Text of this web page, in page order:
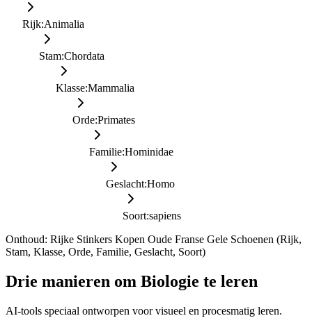
Rijk:Animalia
Stam:Chordata
Klasse:Mammalia
Orde:Primates
Familie:Hominidae
Geslacht:Homo
Soort:sapiens
Onthoud: Rijke Stinkers Kopen Oude Franse Gele Schoenen (Rijk,
Stam, Klasse, Orde, Familie, Geslacht, Soort)
Drie manieren om Biologie te leren
AI-tools speciaal ontworpen voor visueel en procesmatig leren.